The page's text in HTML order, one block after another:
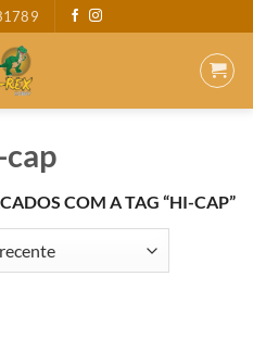
COM A TAG “HI-CAP”